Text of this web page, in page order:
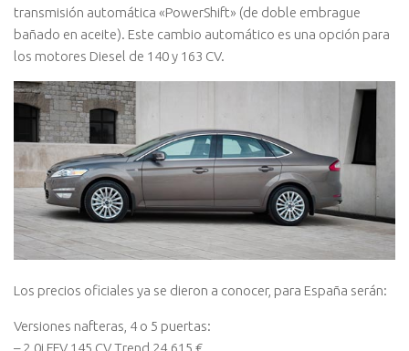
transmisión automática «PowerShift» (de doble embrague
bañado en aceite). Este cambio automático es una opción para
los motores Diesel de 140 y 163 CV.
Los precios oficiales ya se dieron a conocer, para España serán:
Versiones nafteras, 4 o 5 puertas:
– 2.0i FFV 145 CV Trend 24.615 €